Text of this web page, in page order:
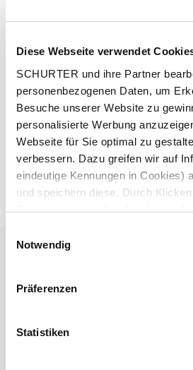
Diese Webseite verwendet
SCHURTER und ihre Partner
personenbezogenen Daten, um
Besuche unserer Website zu
personalisierte Werbung
Webseite für Sie optimal zu
verbessern. Dazu greifen wir auf
eindeutige Kennungen in Cookies)
und speichern diese. Durch
Buttons stimmen Sie der
Ihre Einstellungen jederzeit
Einstellungen werden unseren
haben keinen Einfluss auf die
Datenschutzerklärung
Notwendig
Präferenzen
Statistiken
Kabelverbindung 10 A, Nordamerika,
Beschreibung
Details 6009.1214
Nenndaten UL/CSA
Zulässige Betriebstemperatur
IP-Schutzgrad